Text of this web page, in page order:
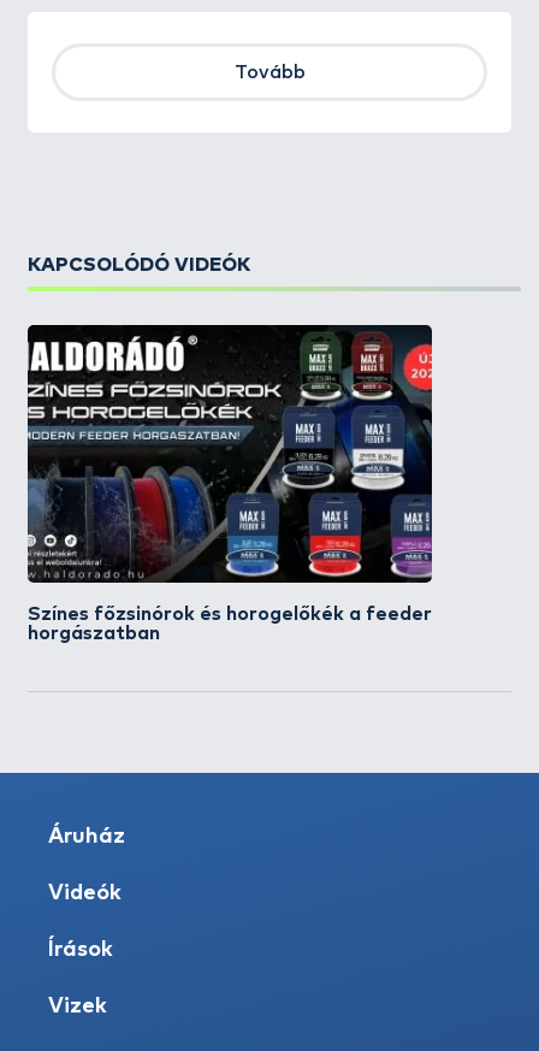
Tovább
KAPCSOLÓDÓ VIDEÓK
Színes főzsinórok és horogelőkék a feeder
horgászatban
Áruház
Videók
Írások
Vizek